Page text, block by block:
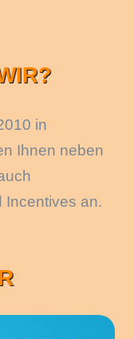
in
Ihnen neben
Incentives an.